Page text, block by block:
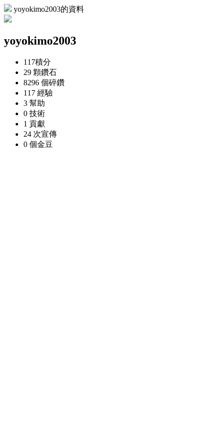
yoyokimo2003的資料
yoyokimo2003
117積分
29 顆鑽石
8296 個碎鑽
117 經驗
3 幫助
0 技術
1 貢獻
24 次宣傳
0 個金豆